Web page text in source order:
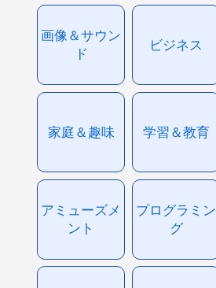
画像＆サウン
ド
ビジネス
家庭＆趣味 学習＆教育
アミューズメ
ント
プログラミン
グ